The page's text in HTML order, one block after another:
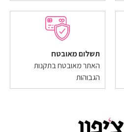
תשלום מאובטח
האתר מאובטח בתקנות
הגבוהות